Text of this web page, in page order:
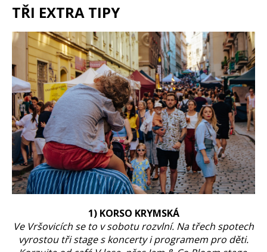
TŘI EXTRA TIPY
1) KORSO KRYMSKÁ
Ve Vršovicích se to v sobotu rozvlní. Na třech spotech
vyrostou tři stage s koncerty i programem pro děti.